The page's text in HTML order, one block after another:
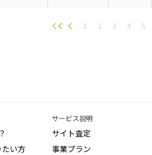
1 2 3 4 5
い方
サービス説明
サイト査定
事業プラン